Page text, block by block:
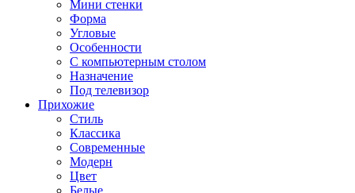
Мини стенки
Форма
Угловые
Особенности
С компьютерным столом
Назначение
Под телевизор
Прихожие
Стиль
Классика
Современные
Модерн
Цвет
Белые